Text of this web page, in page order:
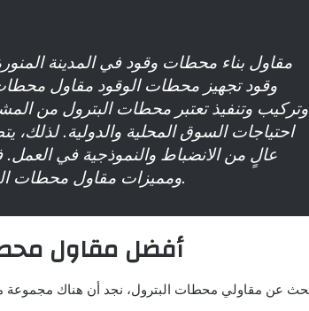
مقاول بناء محطات وقود في المدينة
وقود تجهيز محطات الوقود مقاول محطات
وتركيب وتنفيذ تعتبر محطات البترول من
احتياجات السوق المحلية والدولية.
عالٍ من الانضباط والنموذجية في
ومميزات مقاول محطات البترول وكافة الجوانب المتعلقة بها.
أفضل مقاول